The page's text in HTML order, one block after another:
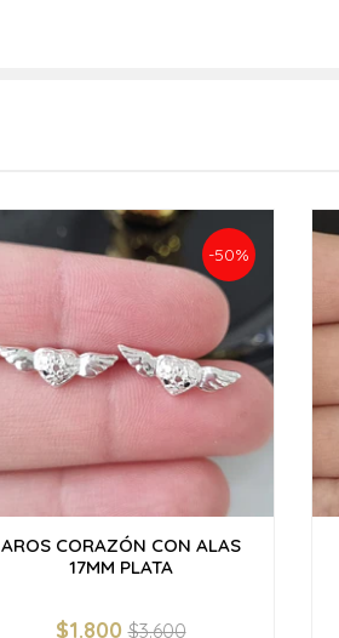
-50%
AROS CORAZÓN CON ALAS
17MM PLATA
$1.800 $3.600